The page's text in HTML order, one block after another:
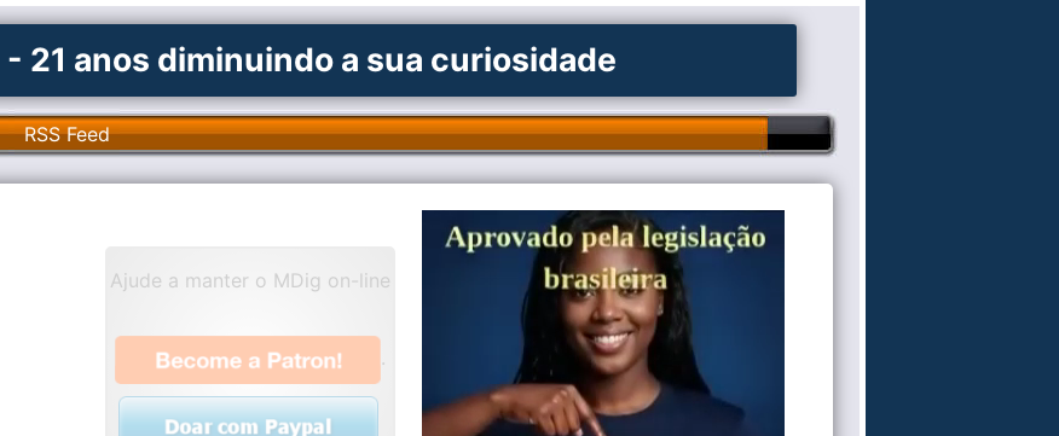
- 21 anos diminuindo a sua curiosidade
RSS Feed
Ajude a manter o MDig on-line
.